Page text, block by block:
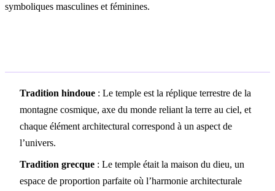
symboliques masculines et féminines.
Tradition hindoue : Le temple est la réplique terrestre de la
montagne cosmique, axe du monde reliant la terre au ciel, et
chaque élément architectural correspond à un aspect de
l’univers.
Tradition grecque : Le temple était la maison du dieu, un
espace de proportion parfaite où l’harmonie architecturale